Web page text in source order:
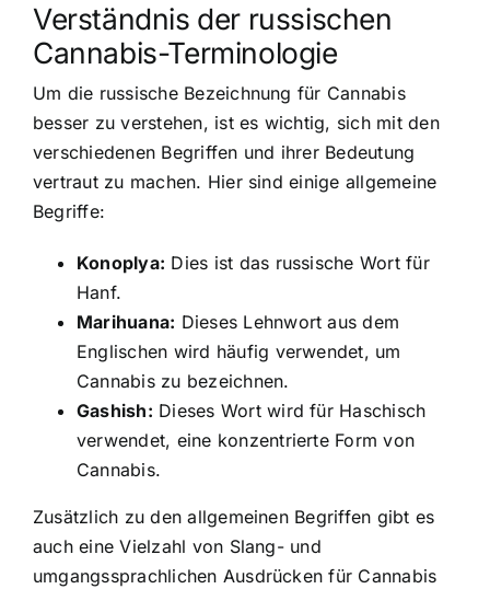
Verständnis der russischen
Cannabis-Terminologie
Um die russische Bezeichnung für Cannabis
besser zu verstehen, ist es wichtig, sich mit den
verschiedenen Begriffen und ihrer Bedeutung
vertraut zu machen. Hier sind einige allgemeine
Begriffe:
Konoplya: Dies ist das russische Wort für
Hanf.
Marihuana: Dieses Lehnwort aus dem
Englischen wird häufig verwendet, um
Cannabis zu bezeichnen.
Gashish: Dieses Wort wird für Haschisch
verwendet, eine konzentrierte Form von
Cannabis.
Zusätzlich zu den allgemeinen Begriffen gibt es
auch eine Vielzahl von Slang- und
umgangssprachlichen Ausdrücken für Cannabis